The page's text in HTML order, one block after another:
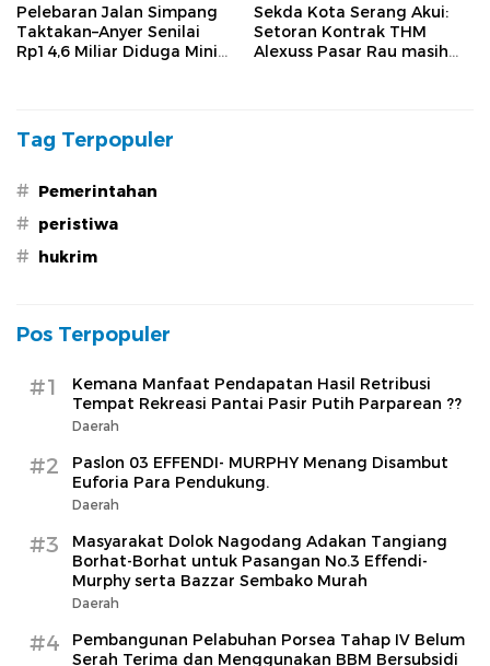
Pelebaran Jalan Simpang
Taktakan–Anyer Senilai
Rp14,6 Miliar Diduga Minim
Sekda Kota Serang Akui:
Setoran Kontrak THM
Alexuss Pasar Rau masih
Tag Terpopuler
# Pemerintahan
# peristiwa
# hukrim
Pos Terpopuler
#1
Kemana Manfaat Pendapatan Hasil Retribusi
Tempat Rekreasi Pantai Pasir Putih Parparean ??
Daerah
#2
Paslon 03 EFFENDI- MURPHY Menang Disambut
Euforia Para Pendukung.
Daerah
#3
Masyarakat Dolok Nagodang Adakan Tangiang
Borhat-Borhat untuk Pasangan No.3 Effendi-
Murphy serta Bazzar Sembako Murah
Daerah
#4
Pembangunan Pelabuhan Porsea Tahap IV Belum
Serah Terima dan Menggunakan BBM Bersubsidi